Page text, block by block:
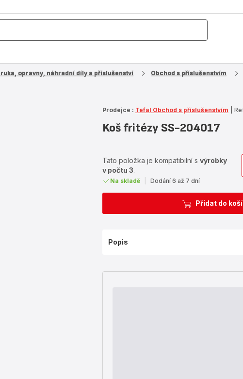
opravny, náhradní díly a příslušenství Obchod s příslušenstvím​
Prodejce : Tefal Obchod s příslušenstvím
Koš fritézy SS-204017
Tato položka je kompatibilní s výrobky
v počtu 3.
Na skladě Dodání 6 až 7 dní
Přidat do
Popis